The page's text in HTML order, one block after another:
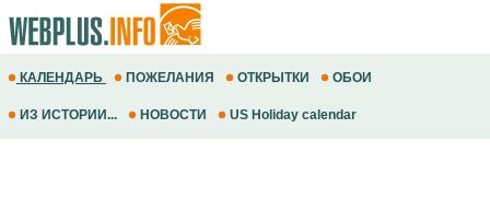
КАЛЕНДАРЬ ПОЖЕЛАНИЯ ОТКРЫТКИ ОБОИ
ИЗ ИСТОРИИ... НОВОСТИ US Holiday calendar